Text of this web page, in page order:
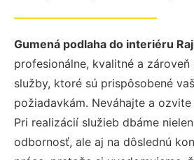
Gumená podlaha do interiéru
profesionálne, kvalitné a
služby, ktoré sú prispôsobené
požiadavkám. Neváhajte a ozvite
Pri realizácií služieb dbáme
odbornosť, ale aj na dôslednú